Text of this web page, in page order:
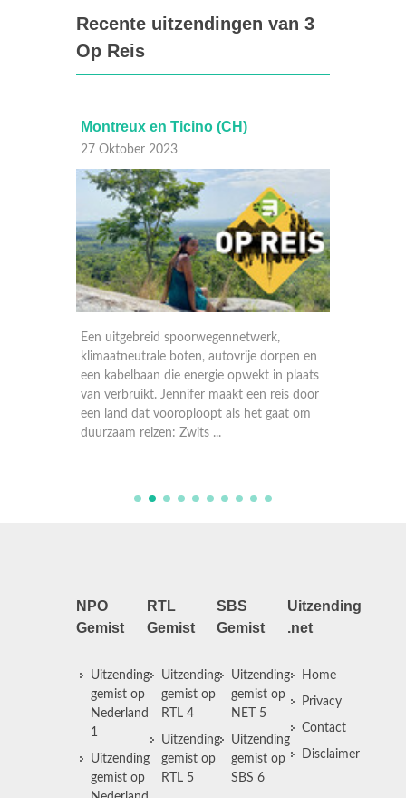
Recente uitzendingen van 3
Op Reis
Montreux en Ticino (CH)
27 Oktober 2023
Een uitgebreid spoorwegennetwerk,
klimaatneutrale boten, autovrije dorpen en
een kabelbaan die energie opwekt in plaats
van verbruikt. Jennifer maakt een reis door
een land dat vooroploopt als het gaat om
duurzaam reizen: Zwits ...
NPO
Gemist
Uitzending
gemist op
Nederland
1
Uitzending
gemist op
RTL
Gemist
Uitzending
gemist op
RTL 4
Uitzending
gemist op
RTL 5
SBS
Gemist
Uitzending
gemist op
NET 5
Uitzending
gemist op
SBS 6
Uitzending
.net
Home
Privacy
Contact
Disclaimer